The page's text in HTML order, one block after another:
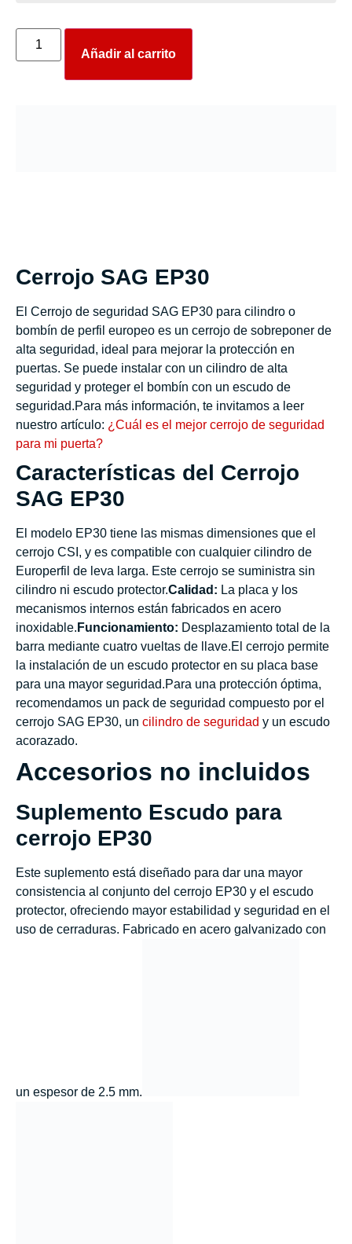
Añadir al carrito
Cerrojo SAG EP30
El Cerrojo de seguridad SAG EP30 para cilindro o
bombín de perfil europeo es un cerrojo de sobreponer de
alta seguridad, ideal para mejorar la protección en
puertas. Se puede instalar con un cilindro de alta
seguridad y proteger el bombín con un escudo de
seguridad.Para más información, te invitamos a leer
nuestro artículo: ¿Cuál es el mejor cerrojo de seguridad
para mi puerta?
Características del Cerrojo
SAG EP30
El modelo EP30 tiene las mismas dimensiones que el
cerrojo CSI, y es compatible con cualquier cilindro de
Europerfil de leva larga. Este cerrojo se suministra sin
cilindro ni escudo protector.Calidad: La placa y los
mecanismos internos están fabricados en acero
inoxidable. Funcionamiento: Desplazamiento total de la
barra mediante cuatro vueltas de llave.El cerrojo permite
la instalación de un escudo protector en su placa base
para una mayor seguridad.Para una protección óptima,
recomendamos un pack de seguridad compuesto por el
cerrojo SAG EP30, un cilindro de seguridad y un escudo
acorazado.
Accesorios no incluidos
Suplemento Escudo para
cerrojo EP30
Este suplemento está diseñado para dar una mayor
consistencia al conjunto del cerrojo EP30 y el escudo
protector, ofreciendo mayor estabilidad y seguridad en el
uso de cerraduras. Fabricado en acero galvanizado con
un espesor de 2.5 mm.